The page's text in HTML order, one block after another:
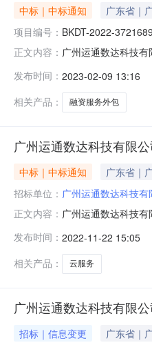
中标｜中标通知
广东省｜
项目编号： BKDT-2022-3721689
正文内容： 广州运通数达科技
发布时间： 2023-02-09 13:16
相关产品：
融资服务外包
广州运通数达科技有限
中标｜中标通知 广东省｜
招标单位： 广州运通数达科技有
正文内容： 广州运通数达科技
邀请供应商名称广
公司；成交金额：￥
发布时间： 2022-11-22 15:05
相关产品：
云服务
广州运通数达科技有限
招标｜信息变更
广东省｜